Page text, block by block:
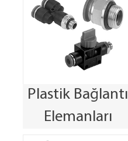
Plastik Bağlantı
Elemanları